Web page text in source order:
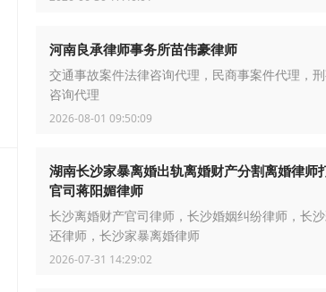
河南良承律师事务所苗伟豪律师
交通事故案件法律咨询代理，民商事案件代理，
咨询代理
2026-08-01 09:50:09
湖南长沙家暴离婚出轨离婚财产分割离婚律师
官司蒋阳媚律师
长沙离婚财产官司律师，长沙婚姻纠纷律师，长
还律师，长沙家暴离婚律师
2026-07-31 14:29:02